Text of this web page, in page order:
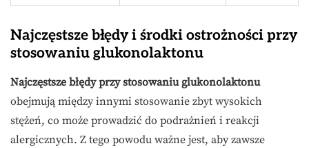
Najczęstsze błędy i środki ostrożności przy
stosowaniu glukonolaktonu
Najczęstsze błędy przy stosowaniu glukonolaktonu
obejmują między innymi stosowanie zbyt wysokich
stężeń, co może prowadzić do podrażnień i reakcji
alergicznych. Z tego powodu ważne jest, aby zawsze